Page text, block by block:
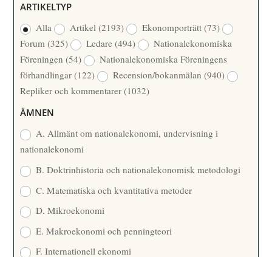
/
Å
R
R
F
A
T
T
A
R
ARTIKELTYP
Alla
Artikel(2193) Ekonomporträtt(73)
Forum(325) Ledare(494)
Nationalekonomiska
Föreningen(54)
Nationalekonomiska Föreningens
förhandlingar(122) Recension/bokanmälan(940)
Repliker och kommentarer(1032)
ÄMNEN
A. Allmänt om nationalekonomi, undervisning i
nationalekonomi
B. Doktrinhistoria och nationalekonomisk metodologi
C. Matematiska och kvantitativa metoder
D. Mikroekonomi
E. Makroekonomi och penningteori
F. Internationell ekonomi